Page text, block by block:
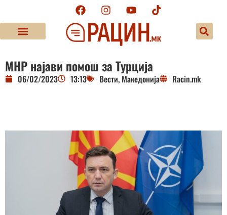
МНР најави помош за Турција
06/02/2023 13:13 Вести, Македонија Racin.mk